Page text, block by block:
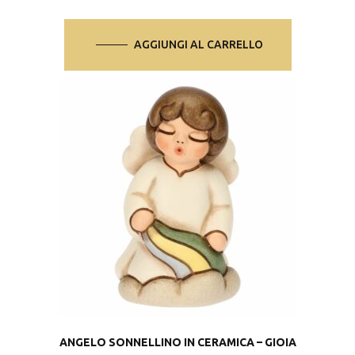
AGGIUNGI AL CARRELLO
ANGELO SONNELLINO IN CERAMICA – GIOIA